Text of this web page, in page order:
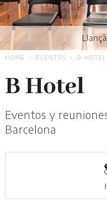
HOME EVENTOS B-HOTEL
B Hotel
Eventos y
Barcelona